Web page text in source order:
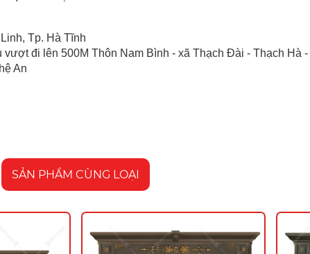
Tp. Hà Tĩnh
vượt đi lên 500M Thôn Nam Bình - xã Thạch Đài - Thạch Hà
An
SẢN PHẨM CÙNG LOẠI